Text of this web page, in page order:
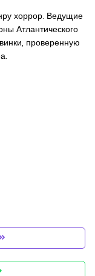
хоррор. Ведущие
Атлантического
проверенную